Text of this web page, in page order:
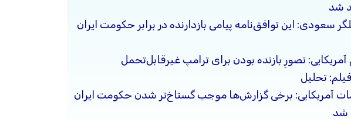
شد
سعودی: این توافق‌نامه پیامی بازدارنده در برابر حکومت ایران
آمریکایی: تصورِ بازنده بودن برای ترامپ غیرقابل‌تحمل
تحلیل
آمریکایی: برخی گزارش‌ها موجب گستاخ‌تر شدن حکومت ایران
شد